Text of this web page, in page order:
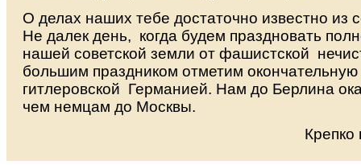
О делах наших тебе достаточно известно из
Не далек день, когда будем праздновать
нашей советской земли от фашистской
большим праздником отметим
гитлеровской Германией. Нам до Берлина
чем немцам до Москвы.
Крепко